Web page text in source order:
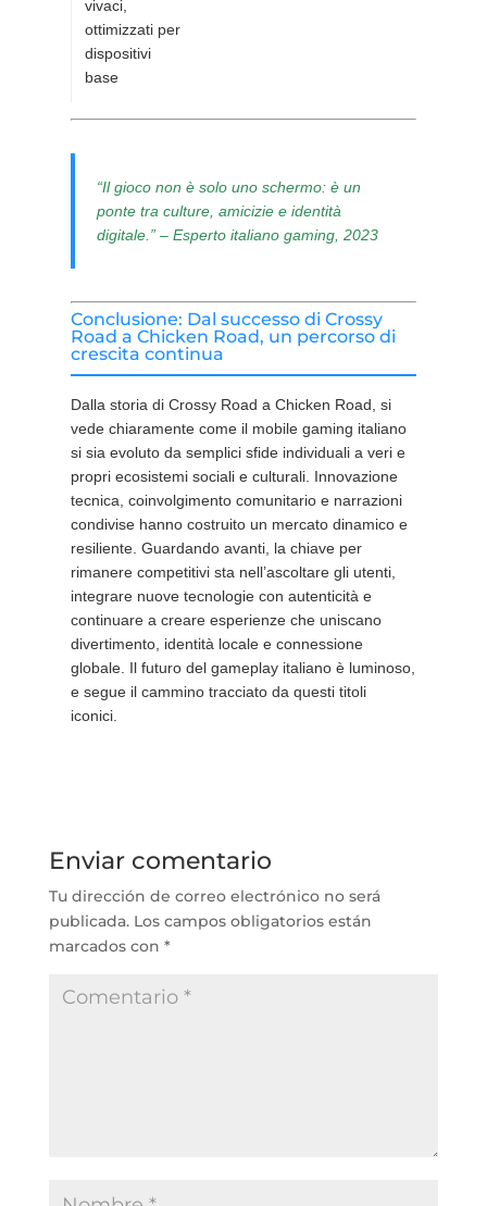
vivaci,
ottimizzati per
dispositivi
base
“Il gioco non è solo uno schermo: è un
ponte tra culture, amicizie e identità
digitale.” – Esperto italiano gaming, 2023
Conclusione: Dal successo di Crossy
Road a Chicken Road, un percorso di
crescita continua
Dalla storia di Crossy Road a Chicken Road, si
vede chiaramente come il mobile gaming italiano
si sia evoluto da semplici sfide individuali a veri e
propri ecosistemi sociali e culturali. Innovazione
tecnica, coinvolgimento comunitario e narrazioni
condivise hanno costruito un mercato dinamico e
resiliente. Guardando avanti, la chiave per
rimanere competitivi sta nell’ascoltare gli utenti,
integrare nuove tecnologie con autenticità e
continuare a creare esperienze che uniscano
divertimento, identità locale e connessione
globale. Il futuro del gameplay italiano è luminoso,
e segue il cammino tracciato da questi titoli
iconici.
Enviar comentario
Tu dirección de correo electrónico no será
publicada. Los campos obligatorios están
marcados con *